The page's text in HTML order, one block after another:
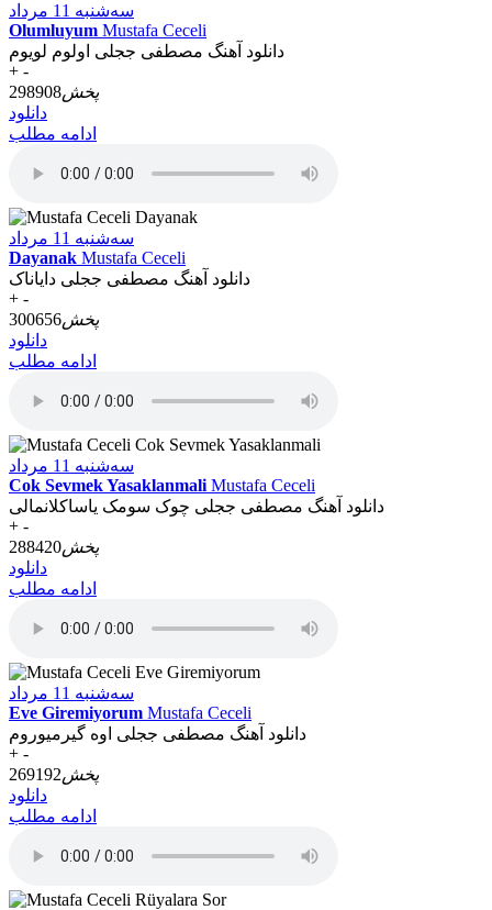
سه‌شنبه 11 مرداد
Olumluyum Mustafa Ceceli
دانلود آهنگ مصطفی ججلی اولوم لویوم
+ -
پخش298908
دانلود
ادامه مطلب
سه‌شنبه 11 مرداد
Dayanak Mustafa Ceceli
دانلود آهنگ مصطفی ججلی دایاناک
+ -
پخش300656
دانلود
ادامه مطلب
سه‌شنبه 11 مرداد
Cok Sevmek Yasaklanmali Mustafa Ceceli
دانلود آهنگ مصطفی ججلی چوک سومک یاساکلانمالی
+ -
پخش288420
دانلود
ادامه مطلب
سه‌شنبه 11 مرداد
Eve Giremiyorum Mustafa Ceceli
دانلود آهنگ مصطفی ججلی اوه گیرمیوروم
+ -
پخش269192
دانلود
ادامه مطلب